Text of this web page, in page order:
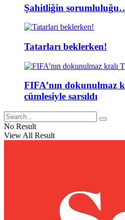
Şahitliğin
Tatarları beklerken!
FIFA’nın dokunulmaz
cümlesiyle sarsıldı
No Result
View All Result